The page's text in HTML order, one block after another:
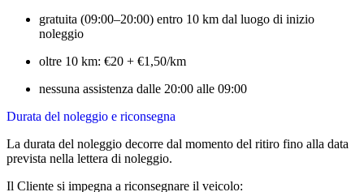
gratuita (09:00–20:00) entro 10 km dal luogo di inizio
noleggio
oltre 10 km: €20 + €1,50/km
nessuna assistenza dalle 20:00 alle 09:00
Durata del noleggio e riconsegna
La durata del noleggio decorre dal momento del ritiro fino alla data
prevista nella lettera di noleggio.
Il Cliente si impegna a riconsegnare il veicolo: